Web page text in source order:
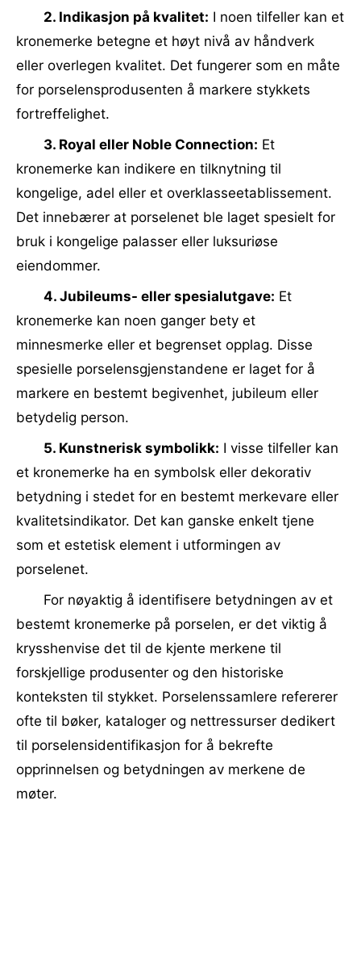
2. Indikasjon på kvalitet: I noen tilfeller kan et
kronemerke betegne et høyt nivå av håndverk
eller overlegen kvalitet. Det fungerer som en måte
for porselensprodusenten å markere stykkets
fortreffelighet.
3. Royal eller Noble Connection: Et
kronemerke kan indikere en tilknytning til
kongelige, adel eller et overklasseetablissement.
Det innebærer at porselenet ble laget spesielt for
bruk i kongelige palasser eller luksuriøse
eiendommer.
4. Jubileums- eller spesialutgave: Et
kronemerke kan noen ganger bety et
minnesmerke eller et begrenset opplag. Disse
spesielle porselensgjenstandene er laget for å
markere en bestemt begivenhet, jubileum eller
betydelig person.
5. Kunstnerisk symbolikk: I visse tilfeller kan
et kronemerke ha en symbolsk eller dekorativ
betydning i stedet for en bestemt merkevare eller
kvalitetsindikator. Det kan ganske enkelt tjene
som et estetisk element i utformingen av
porselenet.
For nøyaktig å identifisere betydningen av et
bestemt kronemerke på porselen, er det viktig å
krysshenvise det til de kjente merkene til
forskjellige produsenter og den historiske
konteksten til stykket. Porselenssamlere refererer
ofte til bøker, kataloger og nettressurser dedikert
til porselensidentifikasjon for å bekrefte
opprinnelsen og betydningen av merkene de
møter.